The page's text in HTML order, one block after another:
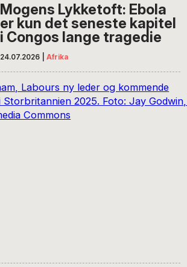
Mogens Lykketoft: Ebola
er kun det seneste kapitel
i Congos lange tragedie
24.07.2026 Afrika